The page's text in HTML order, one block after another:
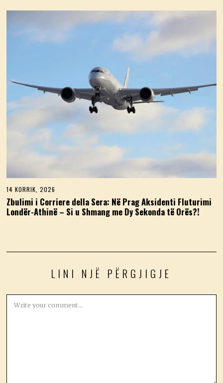
R
2
14 KORRIK, 2026
4
K
O
,
0
2
Zbulimi i Corriere della Sera: Në Prag Aksidenti Fluturimi
Londër-Athinë – Si u Shmang me Dy Sekonda të Orës?!
LINI NJË PËRGJIGJE